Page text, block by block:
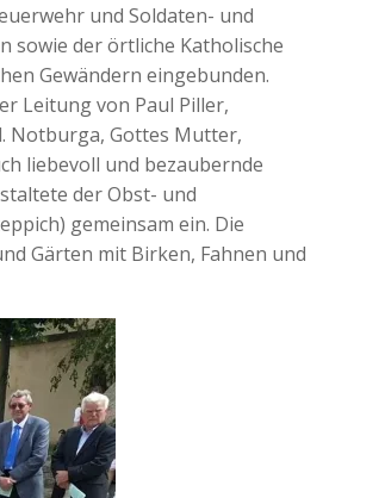
und Soldaten- und
sowie der örtliche Katholische
Gewändern eingebunden.
Leitung von Paul Piller,
Notburga, Gottes Mutter,
liebevoll und bezaubernde
der Obst- und
gemeinsam ein. Die
Gärten mit Birken, Fahnen und